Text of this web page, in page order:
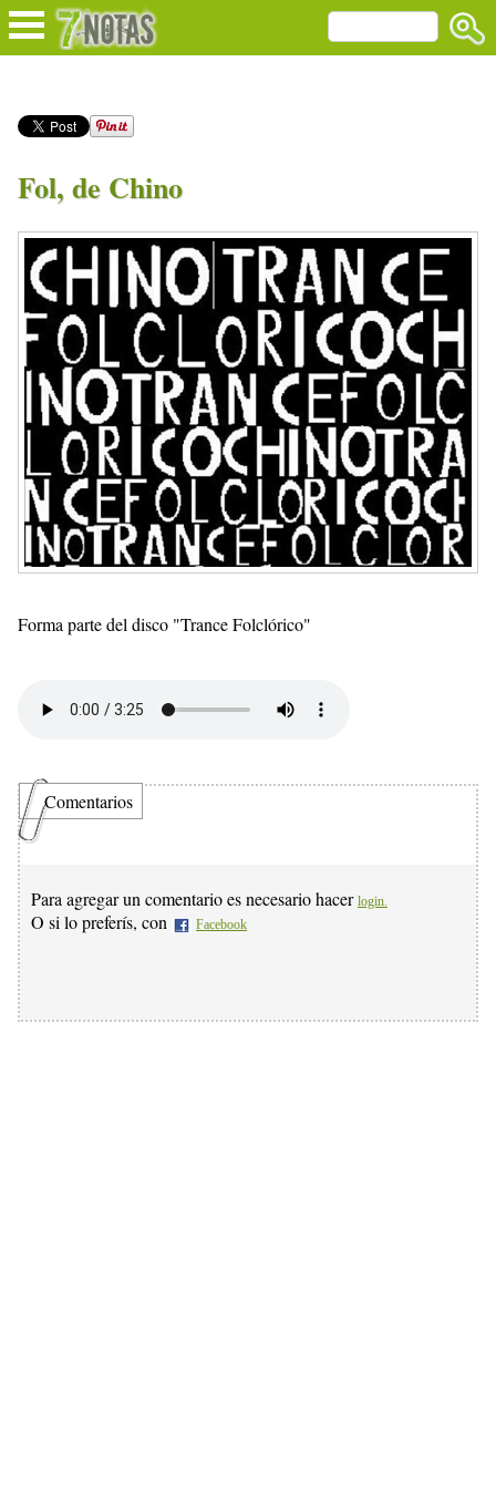
Fol, de Chino
Forma parte del disco "Trance Folclórico"
Comentarios
Para agregar un comentario es necesario hacer login.
O si lo preferís, con Facebook